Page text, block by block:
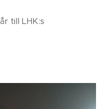
till LHK:s